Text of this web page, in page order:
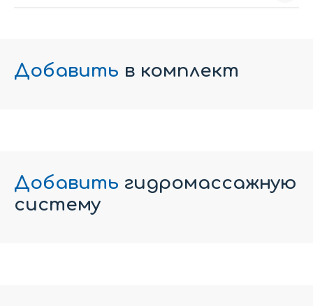
Добавить в комплект
Добавить гидромассажную
систему